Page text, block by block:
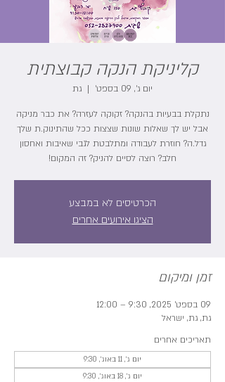
קליניקת הנקה קבוצתית
יום ג׳, 09 בספט׳
  |
גת
נתקלת בבעיות בהנקה? זקוקה לעזרה? את כבר מניקה
אבל יש לך שאלות שונות שצצות ככל שהתינוק.ת שלך
גדל.ה? חוזרת לעבודה ומתלבטת לגבי שאיבות ואחסון
חלב? רוצה לסיים להניק? זה המקום!
הכרטיסים לא במבצע
הציגו אירועים אחרים
זמן ומיקום
09 בספט׳ 2025, 9:30 – 12:00
גת, גת, ישראל
תאריכים אחרים
יום ג׳, 11 באוג׳, 9:30
יום ג׳, 18 באוג׳, 9:30